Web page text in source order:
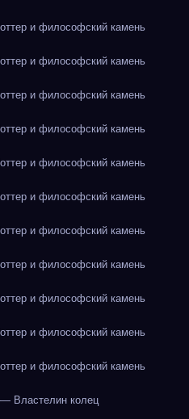
и философский камень
и философский камень
и философский камень
и философский камень
и философский камень
и философский камень
и философский камень
и философский камень
и философский камень
и философский камень
и философский камень
Властелин колец